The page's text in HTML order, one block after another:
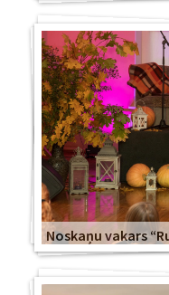
Noskaņu vakars